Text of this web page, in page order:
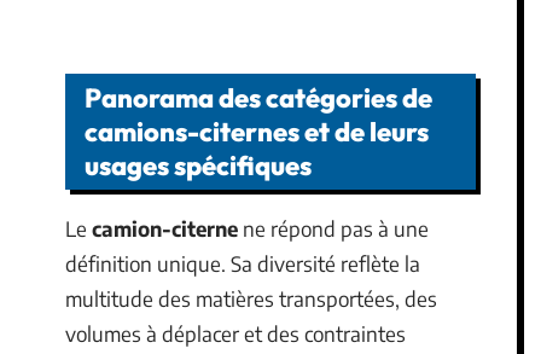
Panorama des catégories de
camions-citernes et de leurs
usages spécifiques
Le camion-citerne ne répond pas à une
définition unique. Sa diversité reflète la
multitude des matières transportées, des
volumes à déplacer et des contraintes